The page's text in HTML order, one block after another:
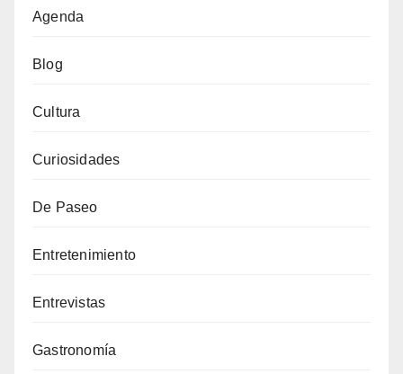
Agenda
Blog
Cultura
Curiosidades
De Paseo
Entretenimiento
Entrevistas
Gastronomía